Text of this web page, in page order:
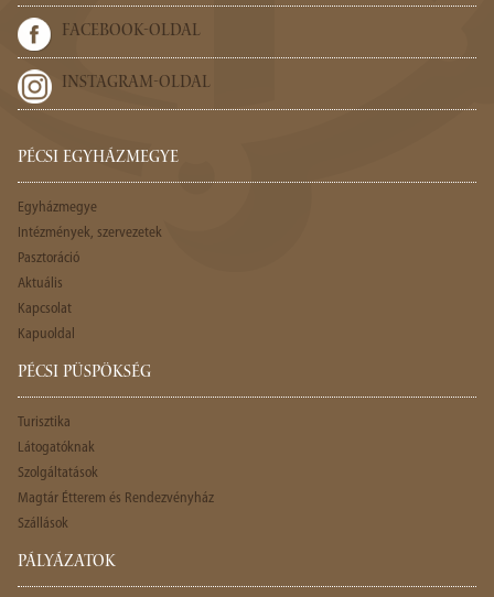
FACEBOOK-OLDAL
INSTAGRAM-OLDAL
PÉCSI EGYHÁZMEGYE
Egyházmegye
Intézmények, szervezetek
Pasztoráció
Aktuális
Kapcsolat
Kapuoldal
PÉCSI PÜSPÖKSÉG
Turisztika
Látogatóknak
Szolgáltatások
Magtár Étterem és Rendezvényház
Szállások
PÁLYÁZATOK